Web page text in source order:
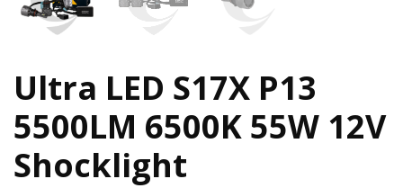
Ultra LED S17X P13
5500LM 6500K 55W 12V
Shocklight